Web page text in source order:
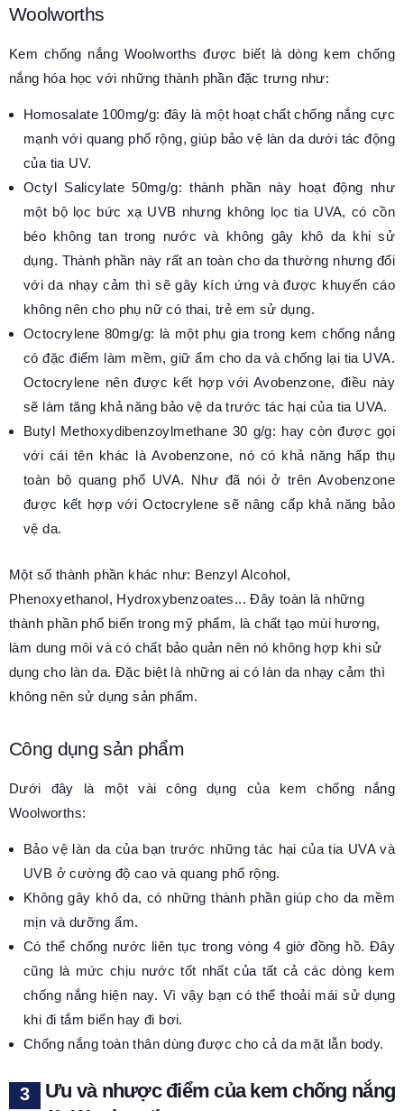
Woolworths
Kem chống nắng Woolworths được biết là dòng kem chống
nắng hóa học với những thành phần đặc trưng như:
Homosalate 100mg/g: đây là một hoạt chất chống nắng cực
mạnh với quang phổ rộng, giúp bảo vệ làn da dưới tác động
của tia UV.
Octyl Salicylate 50mg/g: thành phần này hoạt động như
một bộ lọc bức xạ UVB nhưng không lọc tia UVA, có cồn
béo không tan trong nước và không gây khô da khi sử
dụng. Thành phần này rất an toàn cho da thường nhưng đối
với da nhạy cảm thì sẽ gây kích ứng và được khuyến cáo
không nên cho phụ nữ có thai, trẻ em sử dụng.
Octocrylene 80mg/g: là một phụ gia trong kem chống nắng
có đặc điểm làm mềm, giữ ẩm cho da và chống lại tia UVA.
Octocrylene nên được kết hợp với Avobenzone, điều này
sẽ làm tăng khả năng bảo vệ da trước tác hại của tia UVA.
Butyl Methoxydibenzoylmethane 30 g/g: hay còn được gọi
với cái tên khác là Avobenzone, nó có khả năng hấp thụ
toàn bộ quang phổ UVA. Như đã nói ở trên Avobenzone
được kết hợp với Octocrylene sẽ nâng cấp khả năng bảo
vệ da.
Một số thành phần khác như: Benzyl Alcohol,
Phenoxyethanol, Hydroxybenzoates... Đây toàn là những
thành phần phổ biến trong mỹ phẩm, là chất tạo mùi hương,
làm dung môi và có chất bảo quản nên nó không hợp khi sử
dụng cho làn da. Đặc biệt là những ai có làn da nhạy cảm thì
không nên sử dụng sản phẩm.
Công dụng sản phẩm
Dưới đây là một vài công dụng của kem chống nắng
Woolworths:
Bảo vệ làn da của bạn trước những tác hại của tia UVA và
UVB ở cường độ cao và quang phổ rộng.
Không gây khô da, có những thành phần giúp cho da mềm
mịn và dưỡng ẩm.
Có thể chống nước liên tục trong vòng 4 giờ đồng hồ. Đây
cũng là mức chịu nước tốt nhất của tất cả các dòng kem
chống nắng hiện nay. Vì vậy bạn có thể thoải mái sử dụng
khi đi tắm biển hay đi bơi.
Chống nắng toàn thân dùng được cho cả da mặt lẫn body.
Ưu và nhược điểm của kem chống nắng